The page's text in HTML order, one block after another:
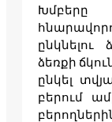
ընկնելու
ձեռքի
ընկել
բերում